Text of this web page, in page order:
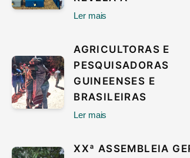
Ler mais
AGRICULTORAS E
PESQUISADORAS
GUINEENSES E
BRASILEIRAS
Ler mais
XXª ASSEMBLEIA